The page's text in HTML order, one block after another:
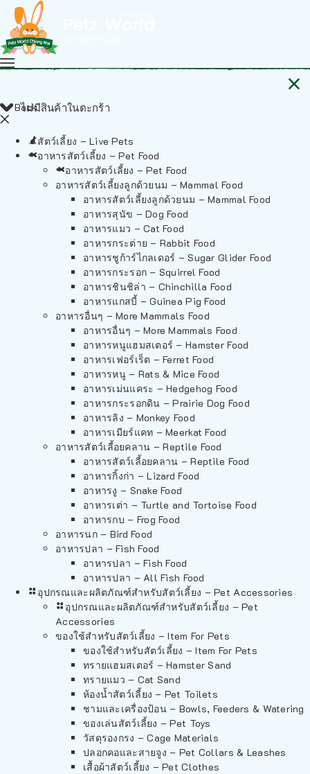
ไม่มีสินค้าในตะกร้า
Back
สัตว์เลี้ยง – Live Pets
อาหารสัตว์เลี้ยง – Pet Food
อาหารสัตว์เลี้ยง – Pet Food
อาหารสัตว์เลี้ยงลูกด้วยนม – Mammal Food
อาหารสัตว์เลี้ยงลูกด้วยนม – Mammal Food
อาหารสุนัข – Dog Food
อาหารแมว – Cat Food
อาหารกระต่าย – Rabbit Food
อาหารชูก้าร์ไกลเดอร์ – Sugar Glider Food
อาหารกระรอก – Squirrel Food
อาหารชินชิล่า – Chinchilla Food
อาหารแกสบี้ – Guinea Pig Food
อาหารอื่นๆ – More Mammals Food
อาหารอื่นๆ – More Mammals Food
อาหารหนูแฮมสเตอร์ – Hamster Food
อาหารเฟอร์เร็ต – Ferret Food
อาหารหนู – Rats & Mice Food
อาหารเม่นแคระ – Hedgehog Food
อาหารกระรอกดิน – Prairie Dog Food
อาหารลิง – Monkey Food
อาหารเมียร์แคท – Meerkat Food
อาหารสัตว์เลี้อยคลาน – Reptile Food
อาหารสัตว์เลี้อยคลาน – Reptile Food
อาหารกิ้งก่า – Lizard Food
อาหารงู – Snake Food
อาหารเต่า – Turtle and Tortoise Food
อาหารกบ – Frog Food
อาหารนก – Bird Food
อาหารปลา – Fish Food
อาหารปลา – Fish Food
อาหารปลา – All Fish Food
อุปกรณและผลิตภัณฑ์สำหรับสัตว์เลี้ยง – Pet Accessories
อุปกรณและผลิตภัณฑ์สำหรับสัตว์เลี้ยง – Pet
Accessories
ของใช้สำหรับสัตว์เลี้ยง – Item For Pets
ของใช้สำหรับสัตว์เลี้ยง – Item For Pets
ทรายแฮมสเตอร์ – Hamster Sand
ทรายแมว – Cat Sand
ห้องน้ำสัตว์เลี้ยง – Pet Toilets
ชามและเครื่องป้อน – Bowls, Feeders & Watering
ของเล่นสัตว์เลี้ยง – Pet Toys
วัสดุรองกรง – Cage Materials
ปลอกคอและสายจูง – Pet Collars & Leashes
เสื้อผ้าสัตว์เลี้ยง – Pet Clothes